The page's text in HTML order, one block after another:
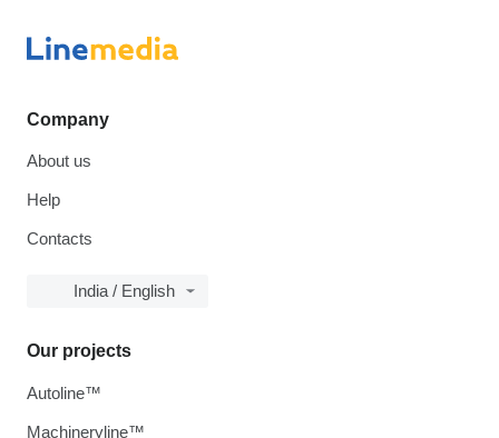
Company
About us
Help
Contacts
India / English
Our projects
Autoline™
Machineryline™